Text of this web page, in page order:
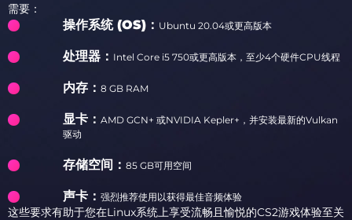
需要：
操作系统 (OS)： Ubuntu 20.04或更高版本
处理器： Intel Core i5 750或更高版本，至少4个硬件CPU线程
内存： 8 GB RAM
显卡： AMD GCN+ 或NVIDIA Kepler+，并安装最新的Vulkan
驱动
存储空间： 85 GB可用空间
声卡： 强烈推荐使用以获得最佳音频体验
这些要求有助于您在Linux系统上享受流畅且愉悦的CS2游戏体验至关